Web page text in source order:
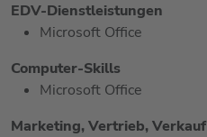
EDV-Dienstleistungen
Microsoft Office
Computer-Skills
Microsoft Office
Marketing, Vertrieb, Verkauf